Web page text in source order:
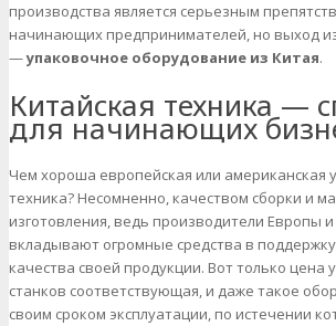
производства является серьезным
начинающих предпринимателей, но выход
—упаковочное оборудование из Китая.
Китайская техника —
для начинающих
Чем хороша европейская или американская
техника? Несомненно, качеством сборки и
изготовления, ведь производители Европы
вкладывают огромные средства в
качества своей продукции. Вот только цена
станков соответствующая, и даже такое
своим сроком эксплуатации, по истечении